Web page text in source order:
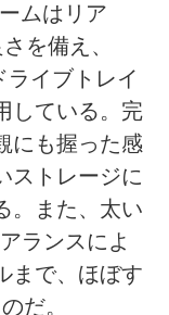
ムはリア
を備え、
ライブトレイ
している。完
にも握った感
ストレージに
。また、太い
ランスによ
まで、ほぼす
だ。